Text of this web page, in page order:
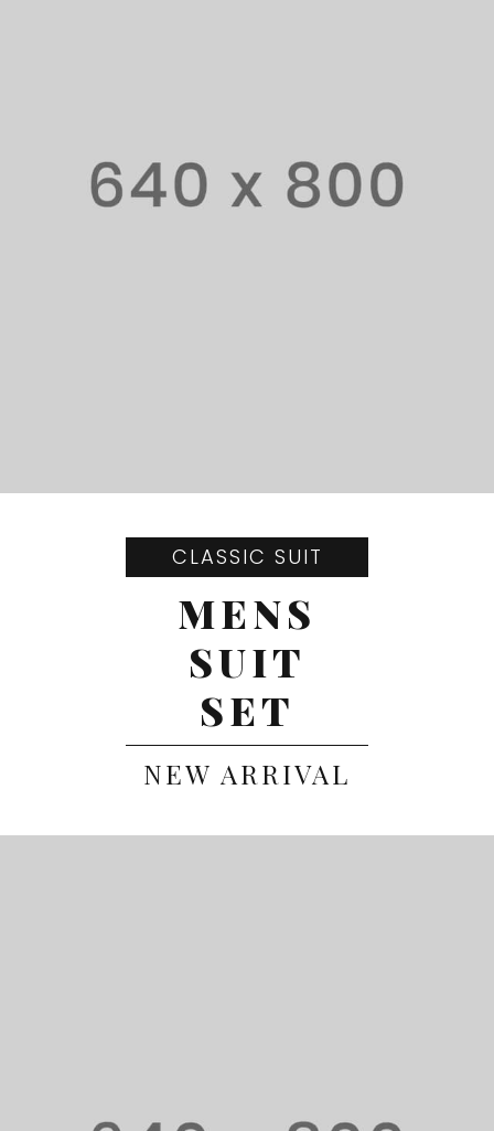
CLASSIC SUIT
MENS
SUIT
SET
NEW ARRIVAL